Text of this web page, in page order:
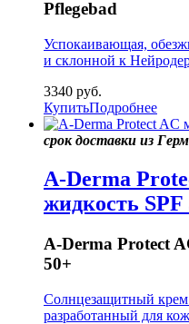
Pflegebad
Успокаивающая,
и склонной к
3340 руб.
КупитьПодробнее
срок доставки из
A-Derma
жидкость SPF
A-Derma Protect
50+
Солнцезащитный крем
разработанный для